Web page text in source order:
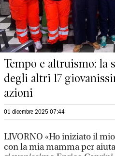
Tempo e altruismo: la
degli altri 17
azioni
01 dicembre 2025 07:44
LIVORNO «Ho iniziato il
con la mia mamma per